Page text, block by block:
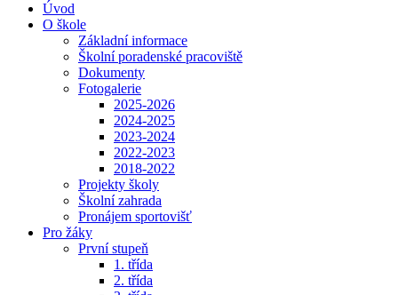
Úvod
O škole
Základní informace
Školní poradenské pracoviště
Dokumenty
Fotogalerie
2025-2026
2024-2025
2023-2024
2022-2023
2018-2022
Projekty školy
Školní zahrada
Pronájem sportovišť
Pro žáky
První stupeň
1. třída
2. třída